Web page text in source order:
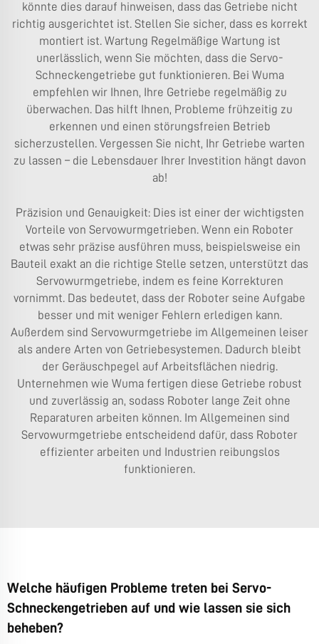
könnte dies darauf hinweisen, dass das Getriebe nicht
richtig ausgerichtet ist. Stellen Sie sicher, dass es korrekt
montiert ist. Wartung Regelmäßige Wartung ist
unerlässlich, wenn Sie möchten, dass die Servo-
Schneckengetriebe gut funktionieren. Bei Wuma
empfehlen wir Ihnen, Ihre Getriebe regelmäßig zu
überwachen. Das hilft Ihnen, Probleme frühzeitig zu
erkennen und einen störungsfreien Betrieb
sicherzustellen. Vergessen Sie nicht, Ihr Getriebe warten
zu lassen – die Lebensdauer Ihrer Investition hängt davon
ab!
Präzision und Genauigkeit: Dies ist einer der wichtigsten
Vorteile von Servowurmgetrieben. Wenn ein Roboter
etwas sehr präzise ausführen muss, beispielsweise ein
Bauteil exakt an die richtige Stelle setzen, unterstützt das
Servowurmgetriebe, indem es feine Korrekturen
vornimmt. Das bedeutet, dass der Roboter seine Aufgabe
besser und mit weniger Fehlern erledigen kann.
Außerdem sind Servowurmgetriebe im Allgemeinen leiser
als andere Arten von Getriebesystemen. Dadurch bleibt
der Geräuschpegel auf Arbeitsflächen niedrig.
Unternehmen wie Wuma fertigen diese Getriebe robust
und zuverlässig an, sodass Roboter lange Zeit ohne
Reparaturen arbeiten können. Im Allgemeinen sind
Servowurmgetriebe entscheidend dafür, dass Roboter
effizienter arbeiten und Industrien reibungslos
funktionieren.
Welche häufigen Probleme treten bei Servo-
Schneckengetrieben auf und wie lassen sie sich
beheben?